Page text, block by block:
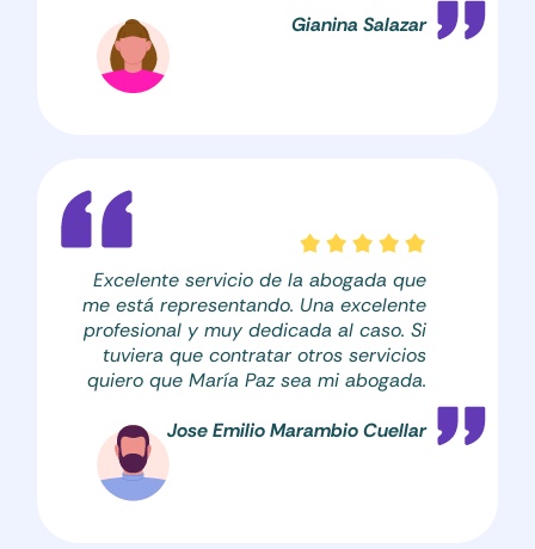
Gianina Salazar
Excelente servicio de la abogada que
me está representando. Una excelente
profesional y muy dedicada al caso. Si
tuviera que contratar otros servicios
quiero que María Paz sea mi abogada.
Jose Emilio Marambio Cuellar